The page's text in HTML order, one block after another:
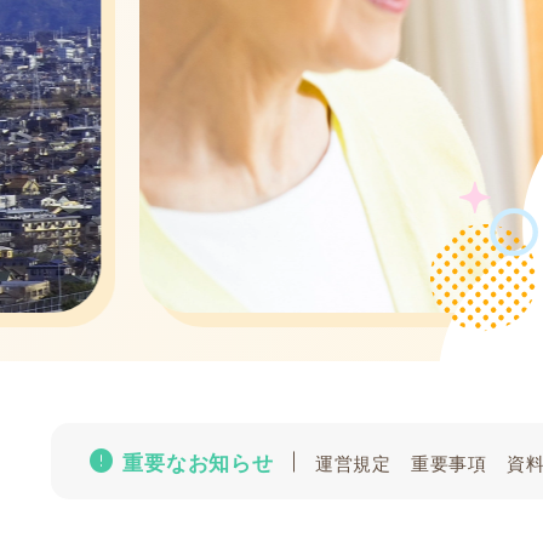
error 重要なお知らせ 運営規定 重要事項 資料